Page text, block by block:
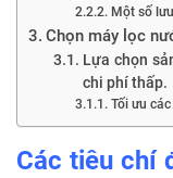
Một số
Chọn máy lọc
Lựa chọn
chi phí thấp.
Tối ưu
Các tiêu chí